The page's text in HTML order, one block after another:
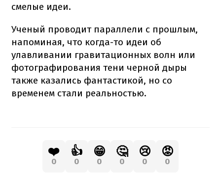
смелые идеи.
Ученый проводит параллели с прошлым,
напоминая, что когда-то идеи об
улавливании гравитационных волн или
фотографирования тени черной дыры
также казались фантастикой, но со
временем стали реальностью.
❤️
0
👍
0
😁
0
🤔
0
😢
0
😡
0